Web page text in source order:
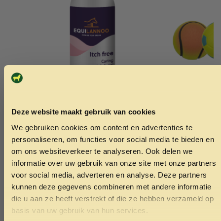
Deze website maakt gebruik van cookies
We gebruiken cookies om content en advertenties te
personaliseren, om functies voor social media te bieden en
om ons websiteverkeer te analyseren. Ook delen we
informatie over uw gebruik van onze site met onze partners
voor social media, adverteren en analyse. Deze partners
kunnen deze gegevens combineren met andere informatie
die u aan ze heeft verstrekt of die ze hebben verzameld op
basis van uw gebruik van hun services.
Equilannoo Itch Free 500ml
17.45
Toevoegen aan winkelwagen
Neonbal
1.49
ONTVANG 5% KORTING OP
JE EERSTE BESTELLING!
Ontvang korting